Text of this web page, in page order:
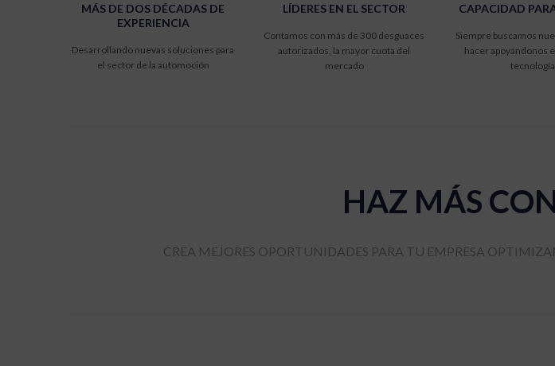
MÁS DE DOS DÉCADAS DE
EXPERIENCIA
Desarrollando nuevas soluciones para
el sector de la automoción
LÍDERES EN EL SECTOR
Contamos con más de 300 desguaces
autorizados, la mayor cuota del
mercado
CAPACIDAD
Siempre buscamos
hacer apoyándonos
HAZ MÁS
CREA MEJORES OPORTUNIDADES PARA TU EMPRESA